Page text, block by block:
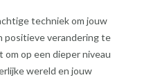
techniek om jouw
positieve verandering te
op een dieper niveau
wereld en jouw